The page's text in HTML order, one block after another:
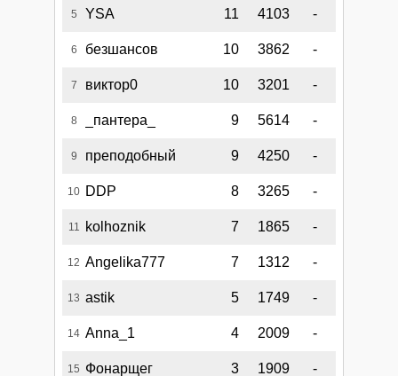
5 YSA 11 4103 -
6 безшансов 10 3862 -
7 виктор0 10 3201 -
8 _пантера_ 9 5614 -
9 преподобный 9 4250 -
10 DDP 8 3265 -
11 kolhoznik 7 1865 -
12 Angelika777 7 1312 -
13 astik 5 1749 -
14 Anna_1 4 2009 -
15 Фонарщег 3 1909 -